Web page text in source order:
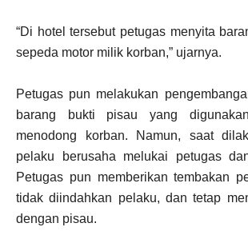
“Di hotel tersebut petugas menyita
sepeda motor milik korban,” ujarnya.
Petugas pun melakukan
barang bukti pisau yang
menodong korban. Namun, saat
pelaku berusaha melukai petugas
Petugas pun memberikan tembakan
tidak diindahkan pelaku, dan tetap
dengan pisau.